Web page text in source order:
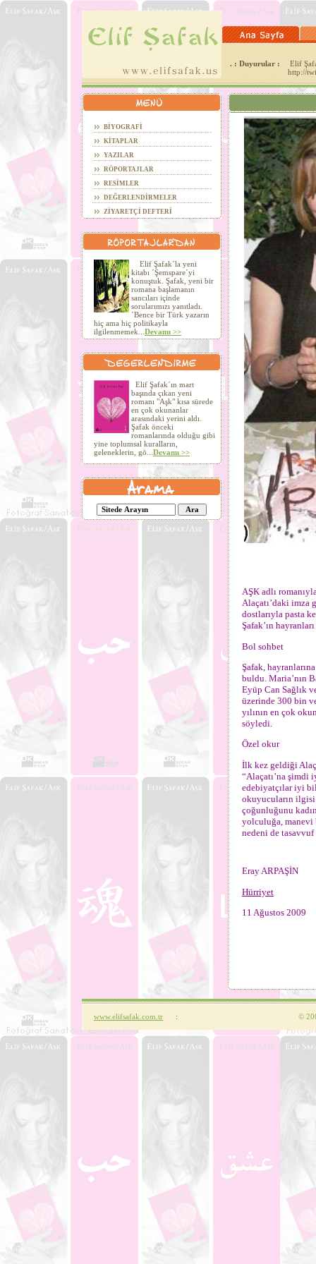
. : Duyurular :
Elif
http://
BİYOGRAFİ
KİTAPLAR
YAZILAR
RÖPORTAJLAR
RESİMLER
DEĞERLENDİRMELER
ZİYARETÇİ DEFTERİ
Elif Şafak´la yeni
kitabı ´Şemspare´yi
konuştuk. Şafak, yeni bir
romana başlamanın
sancıları içinde
sorularımızı yanıtladı.
´Bence bir Türk yazarın
hiç ama hiç politikayla
ilgilenmemek... Devamı >>
Elif Şafak´ın mart
başında çıkan yeni
romanı "Aşk" kısa sürede
en çok okunanlar
arasındaki yerini aldı.
Şafak önceki
romanlarında olduğu gibi
yine toplumsal kuralların,
geleneklerin, gö... Devamı >>
AŞK adlı
Alaçatı’daki imza
dostlarıyla pasta
Şafak’ın
Bol sohbet
Şafak,
buldu. Maria’nın
Eyüp Can Sağlık
üzerinde 300 bin
yılının en çok
söyledi.
Özel okur
İlk kez geldiği
“Alaçatı’na
edebiyatçılar iyi
okuyucuların ilgisi
çoğunluğunu
yolculuğa, manevi
nedeni de
Eray ARPAŞİN
Hürriyet
11 Ağustos 2009
www.elifsafak.com.tr : ©